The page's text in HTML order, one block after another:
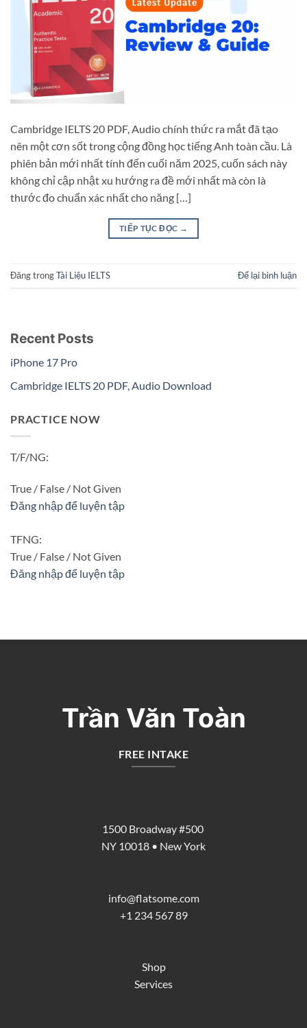
Cambridge IELTS 20 PDF, Audio chính thức ra mắt đã tạo
nên một cơn sốt trong cộng đồng học tiếng Anh toàn cầu. Là
phiên bản mới nhất tính đến cuối năm 2025, cuốn sách này
không chỉ cập nhật xu hướng ra đề mới nhất mà còn là
thước đo chuẩn xác nhất cho năng […]
TIẾP TỤC ĐỌC →
Đăng trongTài Liệu IELTS Để lại bình luận
Recent Posts
iPhone 17 Pro
Cambridge IELTS 20 PDF, Audio Download
PRACTICE NOW
T/F/NG:
True / False / Not Given
Đăng nhập để luyện tập
TFNG:
True / False / Not Given
Đăng nhập để luyện tập
Trần Văn Toàn
FREE INTAKE
1500 Broadway #500
NY 10018 • New York
info@flatsome.com
+1 234 567 89
Shop
Services